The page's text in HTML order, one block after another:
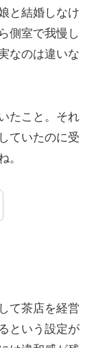
と結婚しなけ
側室で我慢し
なのは違いな
たこと。それ
ていたのに受
。
て茶店を経営
という設定が